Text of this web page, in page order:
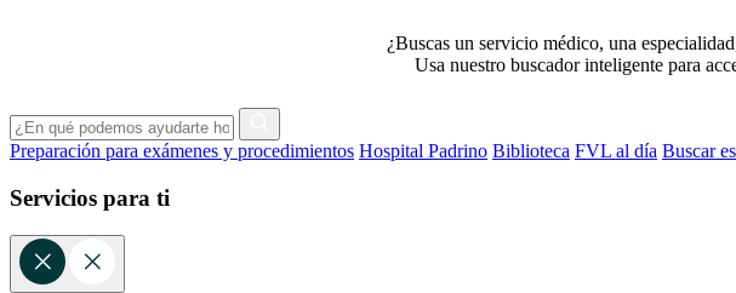
¿Buscas un servicio médico, una
Usa nuestro buscador inteligente para
Preparación para exámenes y procedimientos Hospital Padrino Biblioteca FVL al día Buscar
Servicios para ti